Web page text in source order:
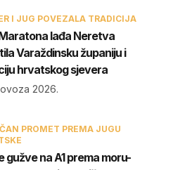
I JUG POVEZALA TRADICIJA
lađa Neretva
Varaždinsku županiju i
hrvatskog sjevera
2026.
PROMET PREMA JUGU
gužve na A1 prema moru-